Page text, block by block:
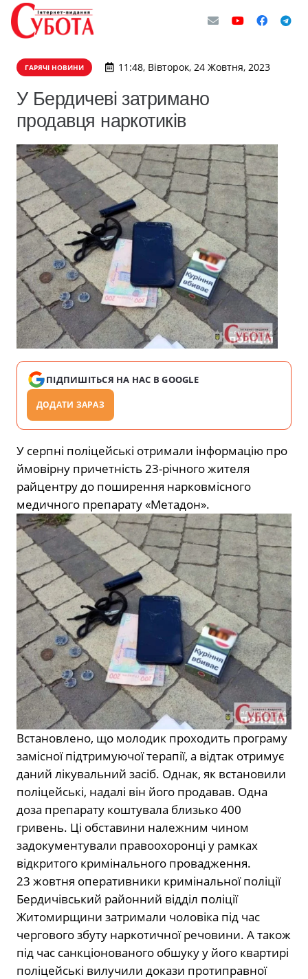
ГАРЯЧІ НОВИНИ 11:48, Вівторок, 24 Жовтня, 2023
У Бердичеві затримано
продавця наркотиків
ПІДПИШІТЬСЯ НА НАС В GOOGLE
ДОДАТИ ЗАРАЗ
У серпні поліцейські отримали інформацію про
ймовірну причетність 23-річного жителя
райцентру до поширення нарковмісного
медичного препарату «Метадон».
Встановлено, що молодик проходить програму
замісної підтримуючої терапії, а відтак отримує
даний лікувальний засіб. Однак, як встановили
поліцейські, надалі він його продавав. Одна
доза препарату коштувала близько 400
гривень. Ці обставини належним чином
задокументували правоохоронці у рамках
відкритого кримінального провадження.
23 жовтня оперативники кримінальної поліції
Бердичівський районний відділ поліції
Житомирщини затримали чоловіка під час
чергового збуту наркотичної речовини. А також
під час санкціонованого обшуку у його квартирі
поліцейські вилучили докази протиправної